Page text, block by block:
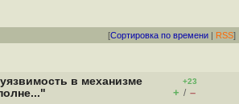
[Сортировка по времени | RSS]
в механизме
+23
+ / –